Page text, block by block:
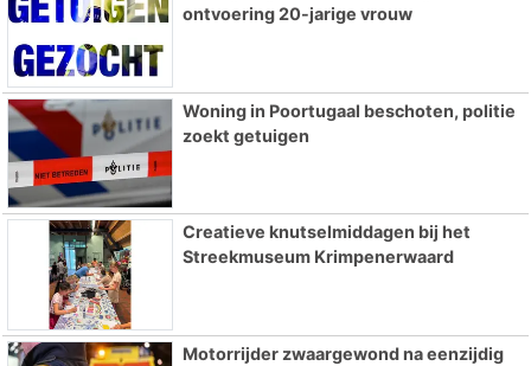
ontvoering 20-jarige vrouw
Woning in Poortugaal beschoten, politie
zoekt getuigen
Creatieve knutselmiddagen bij het
Streekmuseum Krimpenerwaard
Motorrijder zwaargewond na eenzijdig